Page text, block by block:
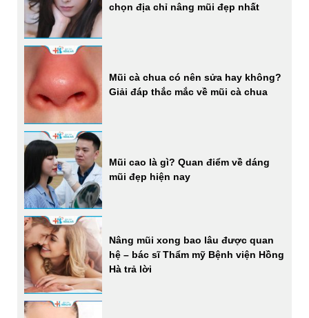
chọn địa chỉ nâng mũi đẹp nhất
Mũi cà chua có nên sửa hay không?
Giải đáp thắc mắc về mũi cà chua
Mũi cao là gì? Quan điểm về dáng
mũi đẹp hiện nay
Nâng mũi xong bao lâu được quan
hệ – bác sĩ Thẩm mỹ Bệnh viện Hồng
Hà trả lời